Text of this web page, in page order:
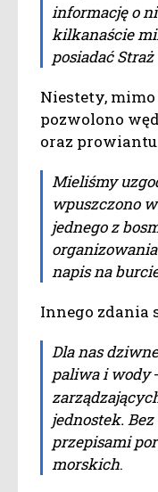
informację o
kilkanaście
posiadać
Niestety,
pozwolono
oraz
Mieliśmy
wpuszczono
jednego z
napis na
Innego zdania
Dla nas
paliwa i wody
jednostek.
przepisami
morskich.